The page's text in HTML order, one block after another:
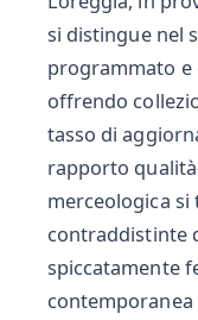
si distingue nel
programmato e
offrendo
tasso di
rapporto
merceologica
contraddistinte
spiccatamente
contemporanea